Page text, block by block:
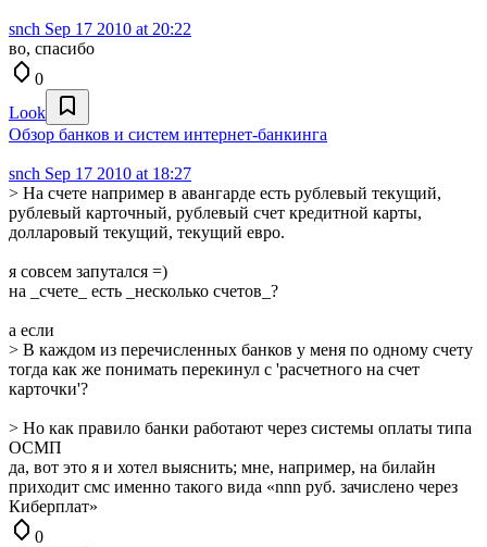
snch Sep 17 2010 at 20:22
во, спасибо
0
Look
Обзор банков и систем интернет-банкинга
snch Sep 17 2010 at 18:27
> На счете например в авангарде есть рублевый текущий,
рублевый карточный, рублевый счет кредитной карты,
долларовый текущий, текущий евро.
я совсем запутался =)
на _счете_ есть _несколько счетов_?
а если
> В каждом из перечисленных банков у меня по одному счету
тогда как же понимать перекинул с 'расчетного на счет
карточки'?
> Но как правило банки работают через системы оплаты типа
ОСМП
да, вот это я и хотел выяснить; мне, например, на билайн
приходит смс именно такого вида «nnn руб. зачислено через
Киберплат»
0